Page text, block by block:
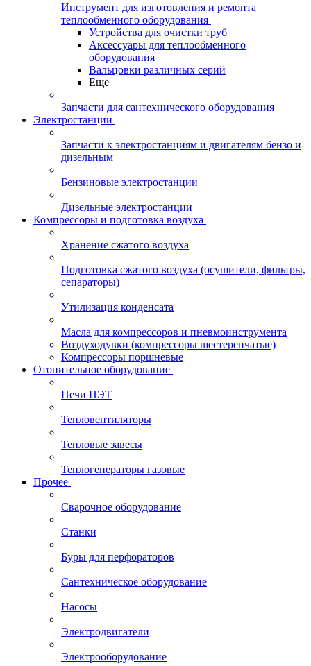
Инструмент для изготовления и ремонта
теплообменного оборудования
Устройства для очистки труб
Аксессуары для теплообменного
оборудования
Вальцовки различных серий
Еще
Запчасти для сантехнического оборудования
Электростанции
Запчасти к электростанциям и двигателям бензо и
дизельным
Бензиновые электростанции
Дизельные электростанции
Компрессоры и подготовка воздуха
Хранение сжатого воздуха
Подготовка сжатого воздуха (осушители, фильтры,
сепараторы)
Утилизация конденсата
Масла для компрессоров и пневмоинструмента
Воздуходувки (компрессоры шестеренчатые)
Компрессоры поршневые
Отопительное оборудование
Печи ПЭТ
Тепловентиляторы
Тепловые завесы
Теплогенераторы газовые
Прочее
Сварочное оборудование
Станки
Буры для перфораторов
Сантехническое оборудование
Насосы
Электродвигатели
Электрооборудование